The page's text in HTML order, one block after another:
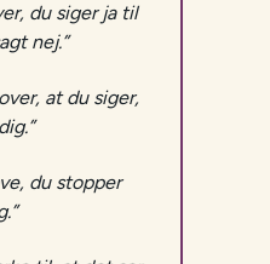
du siger ja til
nej.”
at du siger,
du stopper